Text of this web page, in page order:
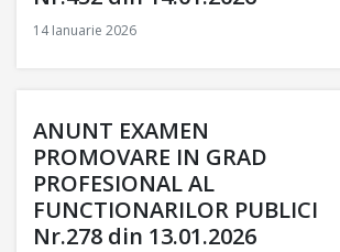
14 Ianuarie 2026
ANUNT EXAMEN
PROMOVARE IN GRAD
PROFESIONAL AL
FUNCTIONARILOR PUBLICI
Nr.278 din 13.01.2026